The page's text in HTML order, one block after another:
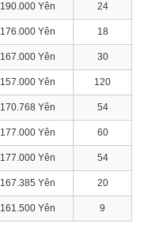
190.000 Yên 24
176.000 Yên 18
167.000 Yên 30
157.000 Yên 120
170.768 Yên 54
177.000 Yên 60
177.000 Yên 54
167.385 Yên 20
161.500 Yên 9